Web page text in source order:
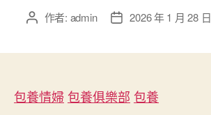
文 作者: admin
文
期
2026 年 1 月 28 日
包養情婦包養俱樂部 包養